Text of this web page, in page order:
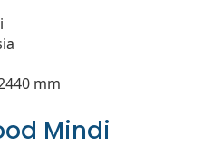
mm
Mindi